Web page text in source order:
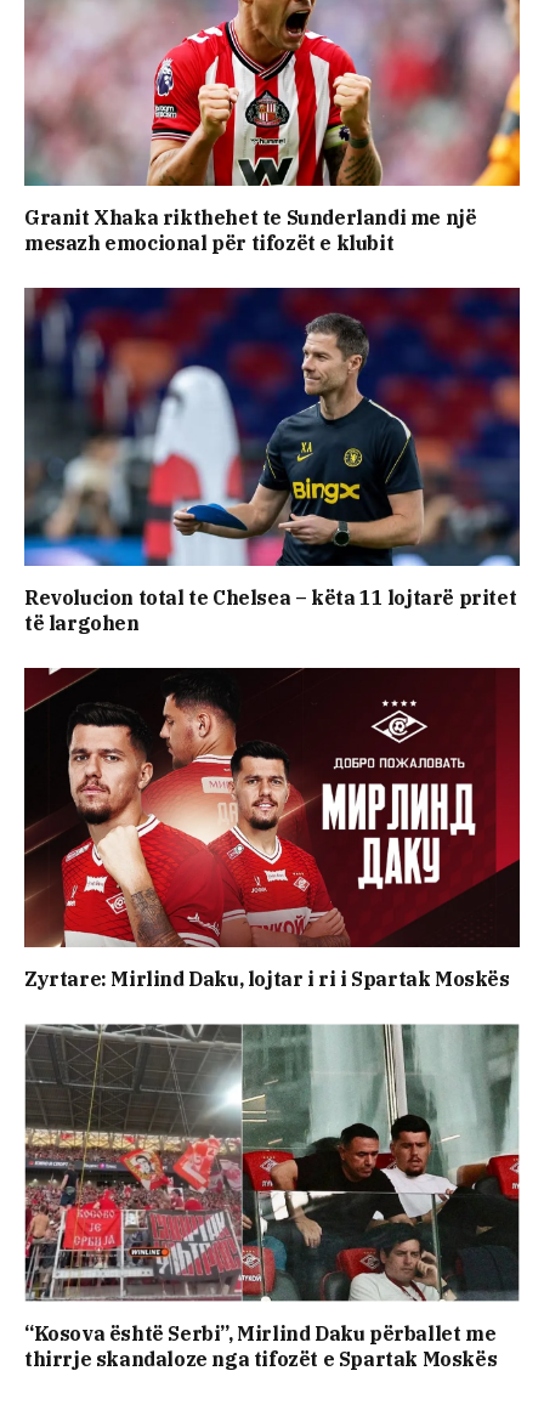
Granit Xhaka rikthehet te Sunderlandi me një
mesazh emocional për tifozët e klubit
Revolucion total te Chelsea – këta 11 lojtarë pritet
të largohen
Zyrtare: Mirlind Daku, lojtar i ri i Spartak Moskës
“Kosova është Serbi”, Mirlind Daku përballet me
thirrje skandaloze nga tifozët e Spartak Moskës